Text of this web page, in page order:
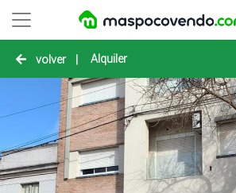
volver | Alquiler